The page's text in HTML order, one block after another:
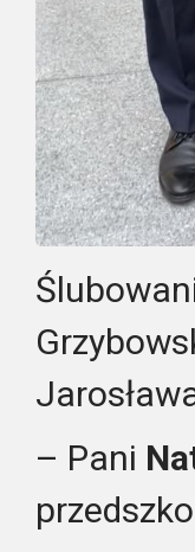
– Pani